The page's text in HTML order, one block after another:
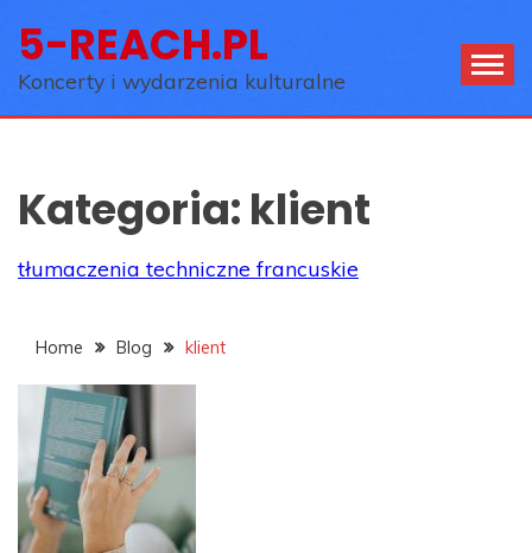
content
5-REACH.PL
Koncerty i wydarzenia kulturalne
Kategoria: klient
tłumaczenia techniczne francuskie
Home Blog klient